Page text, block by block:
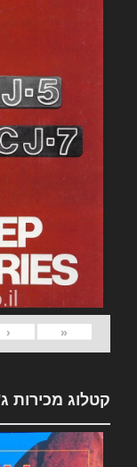
«
‹
קטלוג מכירות ג'יפ